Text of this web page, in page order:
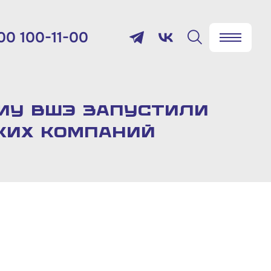
100-11-00
100-11-00
ВШЭ запустили
компаний